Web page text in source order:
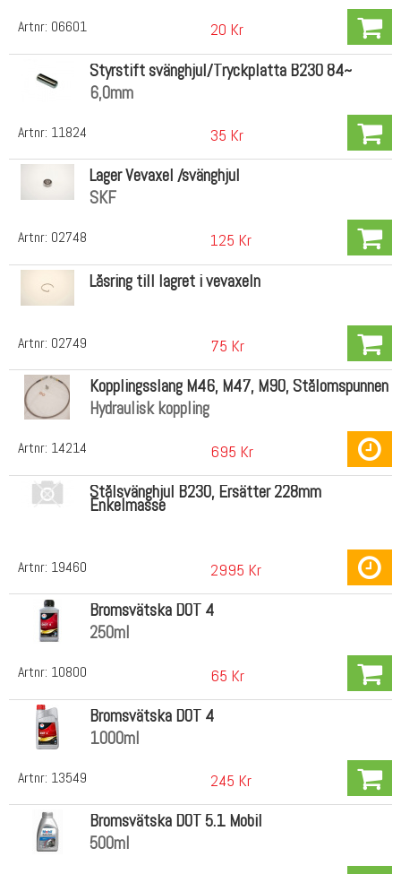
Artnr: 06601 20 Kr
Artnr: 11824
Styrstift svänghjul/Tryckplatta B230 84~
6,0mm
35 Kr
Artnr: 02748
Lager Vevaxel /svänghjul
SKF
125 Kr
Artnr: 02749
Låsring till lagret i vevaxeln
75 Kr
Artnr: 14214
Kopplingsslang M46, M47, M90, Stålomspunnen
Hydraulisk koppling
695 Kr
Artnr: 19460
Stålsvänghjul B230, Ersätter 228mm
Enkelmasse
2995 Kr
Artnr: 10800
Bromsvätska DOT 4
250ml
65 Kr
Artnr: 13549
Bromsvätska DOT 4
1000ml
245 Kr
Bromsvätska DOT 5.1 Mobil
500ml